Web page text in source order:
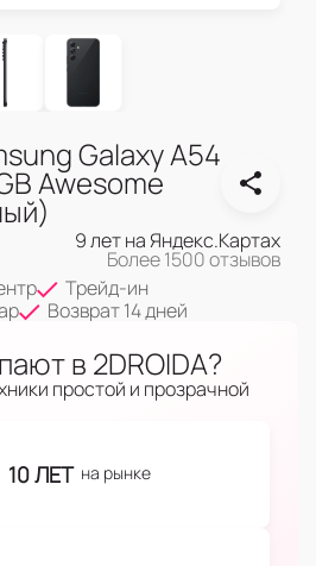
Galaxy A54
Awesome
9 лет на Яндекс.Картах
Более 1500 отзывов
Трейд-ин
Возврат 14 дней
в 2DROIDA?
простой и прозрачной
10 ЛЕТ на рынке